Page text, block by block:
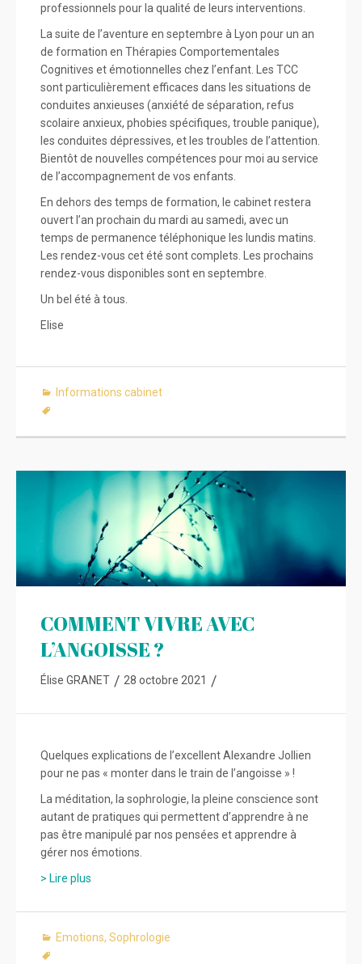
professionnels pour la qualité de leurs interventions.
La suite de l’aventure en septembre à Lyon pour un an
de formation en Thérapies Comportementales
Cognitives et émotionnelles chez l’enfant. Les TCC
sont particulièrement efficaces dans les situations de
conduites anxieuses (anxiété de séparation, refus
scolaire anxieux, phobies spécifiques, trouble panique),
les conduites dépressives, et les troubles de l’attention.
Bientôt de nouvelles compétences pour moi au service
de l’accompagnement de vos enfants.
En dehors des temps de formation, le cabinet restera
ouvert l’an prochain du mardi au samedi, avec un
temps de permanence téléphonique les lundis matins.
Les rendez-vous cet été sont complets. Les prochains
rendez-vous disponibles sont en septembre.
Un bel été à tous.
Elise
Informations cabinet
COMMENT VIVRE AVEC
L’ANGOISSE ?
Élise GRANET / 28 octobre 2021 /
Quelques explications de l’excellent Alexandre Jollien
pour ne pas « monter dans le train de l’angoisse » !
La méditation, la sophrologie, la pleine conscience sont
autant de pratiques qui permettent d’apprendre à ne
pas être manipulé par nos pensées et apprendre à
gérer nos émotions.
> Lire plus
Emotions, Sophrologie